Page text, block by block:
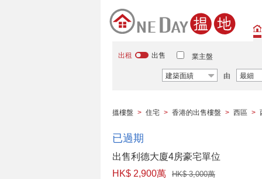
出租 出售 業主盤
建築面績 由 最細
搵樓盤 > 住宅 > 香港的出售樓盤 > 西區 >
已過期
出售利德大廈4房豪宅單位
HK$ 2,900萬
HK$ 3,000萬